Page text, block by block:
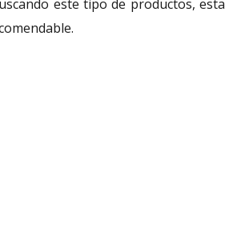
este tipo de productos, esta